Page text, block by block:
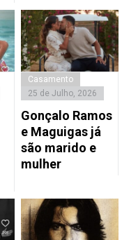
Casamento
25 de Julho, 2026
Gonçalo Ramos
e Maguigas já
são marido e
mulher